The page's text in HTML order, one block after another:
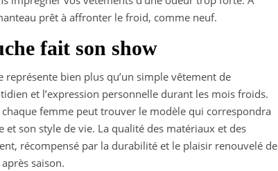
prêt à affronter le froid, comme neuf.
fait son show
représente bien plus qu’un simple vêtement de
et l’expression personnelle durant les mois froids.
femme peut trouver le modèle qui correspondra
son style de vie. La qualité des matériaux et des
récompensé par la durabilité et le plaisir renouvelé de
saison.